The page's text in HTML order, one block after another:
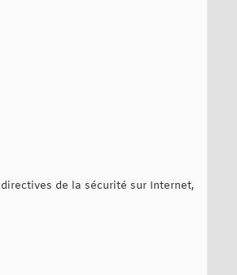
de la sécurité sur Internet,